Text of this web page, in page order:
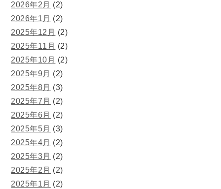
2026年2月 (2)
2026年1月 (2)
2025年12月 (2)
2025年11月 (2)
2025年10月 (2)
2025年9月 (2)
2025年8月 (3)
2025年7月 (2)
2025年6月 (2)
2025年5月 (3)
2025年4月 (2)
2025年3月 (2)
2025年2月 (2)
2025年1月 (2)